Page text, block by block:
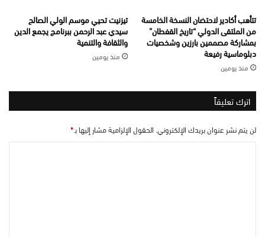
تتأهب أكادير لاحتضان النسخة الخامسة
من الملتقى الدولي “تاريخ القفطان”
بمشاركة مصممين بارزين وشخصيات
دبلوماسية رفيعة
منذ يومين
تيزنيت تحيي موسم الولي الصالح
سيدي عبد الرحمن ببرنامج يجمع الدين
والثقافة والتنمية
منذ يومين
اترك تعليقاً
لن يتم نشر عنوان بريدك الإلكتروني. الحقول الإلزامية مشار إليها بـ*